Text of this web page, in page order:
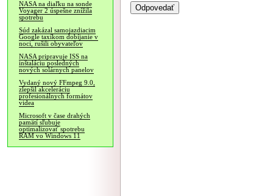
NASA na diaľku na sonde
Voyager 2 úspešne znížila
spotrebu
Súd zakázal samojazdiacim
Google taxíkom dobíjanie v
noci, rušili obyvateľov
NASA pripravuje ISS na
inštaláciu posledných
nových solárnych panelov
Vydaný nový FFmpeg 9.0,
zlepšil akceleráciu
profesionálnych formátov
videa
Microsoft v čase drahých
pamätí sľubuje
optimalizovať spotrebu
RAM vo Windows 11